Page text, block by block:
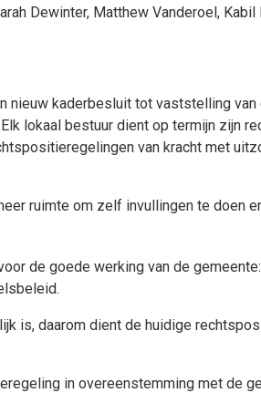
Dewinter, Matthew Vanderoel, Kabil
nieuw kaderbesluit tot vaststelling
lokaal bestuur dient op termijn zijn
van kracht met
ruimte om zelf invullingen te doen
de goede werking van de
is, daarom dient de huidige
in overeenstemming met de